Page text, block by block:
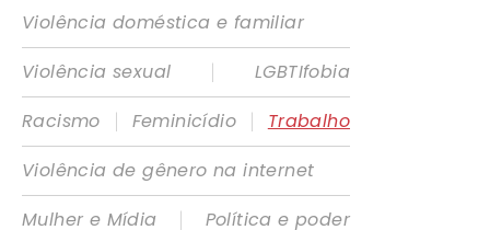
Violência doméstica e familiar
Violência sexual
|
LGBTIfobia
Racismo
| Feminicídio |
Trabalho
Violência de gênero na internet
Mulher e Mídia
|
Política e poder